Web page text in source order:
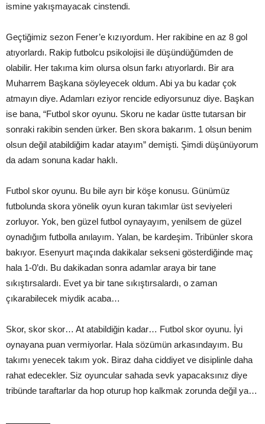
ismine yakışmayacak cinstendi.
Geçtiğimiz sezon Fener’e kızıyordum. Her rakibine en az 8 gol
atıyorlardı. Rakip futbolcu psikolojisi ile düşündüğümden de
olabilir. Her takıma kim olursa olsun farkı atıyorlardı. Bir ara
Muharrem Başkana söyleyecek oldum. Abi ya bu kadar çok
atmayın diye. Adamları eziyor rencide ediyorsunuz diye. Başkan
ise bana, “Futbol skor oyunu. Skoru ne kadar üstte tutarsan bir
sonraki rakibin senden ürker. Ben skora bakarım. 1 olsun benim
olsun değil atabildiğim kadar atayım” demişti. Şimdi düşünüyorum
da adam sonuna kadar haklı.
Futbol skor oyunu. Bu bile ayrı bir köşe konusu. Günümüz
futbolunda skora yönelik oyun kuran takımlar üst seviyeleri
zorluyor. Yok, ben güzel futbol oynayayım, yenilsem de güzel
oynadığım futbolla anılayım. Yalan, be kardeşim. Tribünler skora
bakıyor. Esenyurt maçında dakikalar sekseni gösterdiğinde maç
hala 1-0’dı. Bu dakikadan sonra adamlar araya bir tane
sıkıştırsalardı. Evet ya bir tane sıkıştırsalardı, o zaman
çıkarabilecek miydik acaba…
Skor, skor skor… At atabildiğin kadar… Futbol skor oyunu. İyi
oynayana puan vermiyorlar. Hala sözümün arkasındayım. Bu
takımı yenecek takım yok. Biraz daha ciddiyet ve disiplinle daha
rahat edecekler. Siz oyuncular sahada sevk yapacaksınız diye
tribünde taraftarlar da hop oturup hop kalkmak zorunda değil ya…